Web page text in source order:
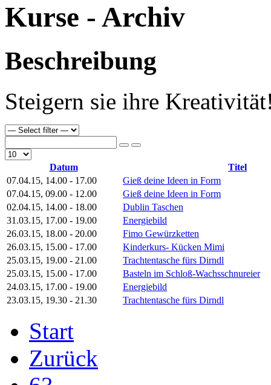
Kurse - Archiv
Beschreibung
Steigern sie ihre
Datum
Titel
07.04.15, 14.00 - 17.00
Gieß deine Ideen in Form
07.04.15, 09.00 - 12.00
Gieß deine Ideen in Form
02.04.15, 14.00 - 18.00
Dublin Taschen
31.03.15, 17.00 - 19.00
Energiebild
26.03.15, 18.00 - 20.00
Fimo Gewürzketten
26.03.15, 15.00 - 17.00
Kinderkurs- Kücken Mimi
25.03.15, 19.00 - 21.00
Trachtentasche fürs Dirndl
25.03.15, 15.00 - 17.00
Basteln im Schloß-Wachsschnureier
24.03.15, 17.00 - 19.00
Energiebild
23.03.15, 19.30 - 21.30 Trachtentasche fürs Dirndl
Start
Zurück